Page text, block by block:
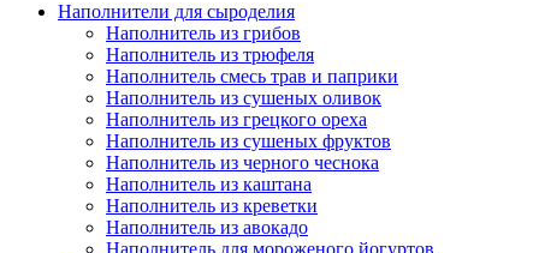
Наполнители для сыроделия
Наполнитель из грибов
Наполнитель из трюфеля
Наполнитель смесь трав и паприки
Наполнитель из сушеных оливок
Наполнитель из грецкого ореха
Наполнитель из сушеных фруктов
Наполнитель из черного чеснока
Наполнитель из каштана
Наполнитель из креветки
Наполнитель из авокадо